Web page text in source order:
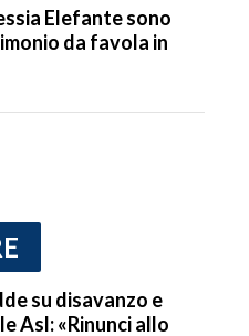
Elefante sono
da favola in
su disavanzo e
Asl: «Rinunci allo